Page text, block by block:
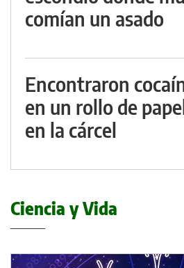
comían un asado
Encontraron
en un rollo de
en la cárcel
Ciencia y Vida